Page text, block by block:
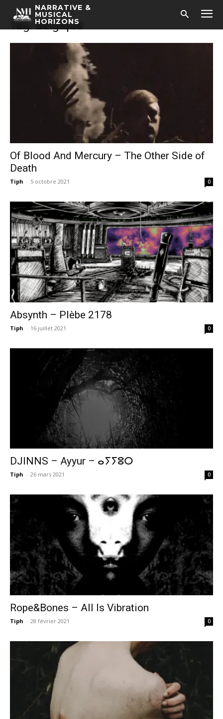
NARRATIVE &
MUSICAL
HORIZONS
Accueil Tags Belgique
Tag: belgique
Of Blood And Mercury – The Other Side of
Death
Tiph - 5 octobre 2021 0
Absynth – Plèbe 2178
Tiph - 16 juillet 2021 0
DJINNS – Ayyur – ⴰⵢⵢⵓⵔ
Tiph - 26 mars 2021 0
Rope&Bones – All Is Vibration
Tiph - 28 février 2021 0